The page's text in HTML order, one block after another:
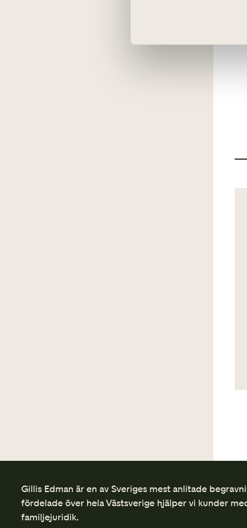
Gillis Edman är en av Sveriges mest anlitade
fördelade över hela Västsverige hjälper vi kunder
familjejuridik.